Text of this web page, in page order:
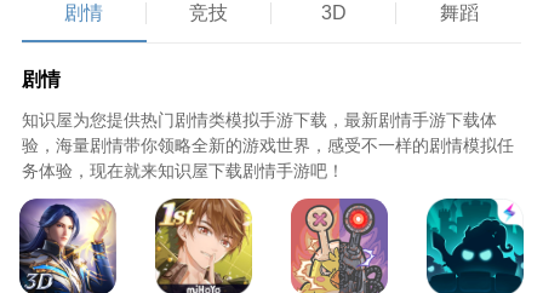
4、化身爱豆经纪人，陪伴爱豆参加各种通告路演，拟
真剧情系统，与爱豆面对面交流。
剧情 竞技 3D 舞蹈
剧情
知识屋为您提供热门剧情类模拟手游下载，最新剧情手游下载体
验，海量剧情带你领略全新的游戏世界，感受不一样的剧情模拟任
务体验，现在就来知识屋下载剧情手游吧！